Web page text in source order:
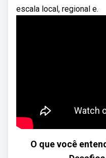
escala local, regional e.
O que você